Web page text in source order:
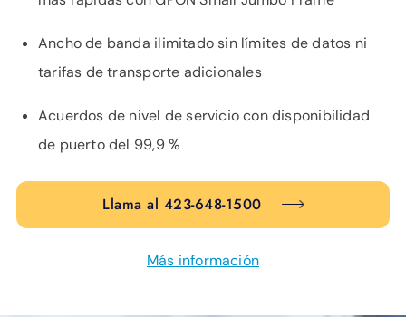
Ancho de banda ilimitado sin límites de datos ni
tarifas de transporte adicionales
Acuerdos de nivel de servicio con disponibilidad
de puerto del 99,9 %
Llama al 423-648-1500
Más información